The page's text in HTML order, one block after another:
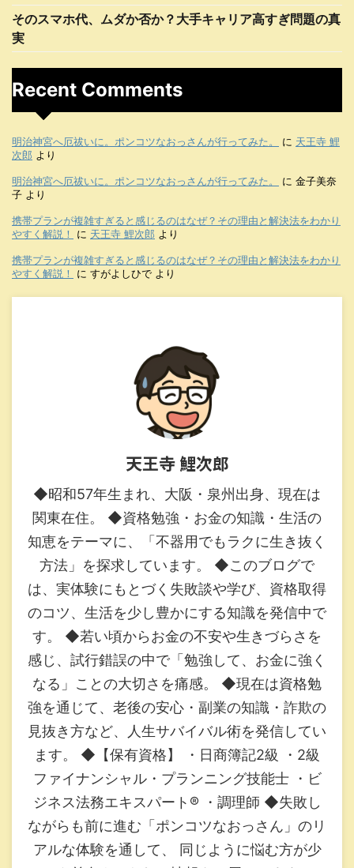
そのスマホ代、ムダか否か？大手キャリア高すぎ問題の真
実
Recent Comments
明治神宮へ厄祓いに。ポンコツなおっさんが行ってみた。 に 天王寺 鯉
次郎 より
明治神宮へ厄祓いに。ポンコツなおっさんが行ってみた。 に 金子美奈
子 より
携帯プランが複雑すぎると感じるのはなぜ？その理由と解決法をわかり
やすく解説！
に 天王寺 鯉次郎 より
携帯プランが複雑すぎると感じるのはなぜ？その理由と解決法をわかり
やすく解説！
に すがよしひで より
天王寺 鯉次郎
◆昭和57年生まれ、大阪・泉州出身、現在は
関東在住。 ◆資格勉強・お金の知識・生活の
知恵をテーマに、「不器用でもラクに生き抜く
方法」を探求しています。 ◆このブログで
は、実体験にもとづく失敗談や学び、資格取得
のコツ、生活を少し豊かにする知識を発信中で
す。 ◆若い頃からお金の不安や生きづらさを
感じ、試行錯誤の中で「勉強して、お金に強く
なる」ことの大切さを痛感。 ◆現在は資格勉
強を通じて、老後の安心・副業の知識・詐欺の
見抜き方など、人生サバイバル術を発信してい
ます。 ◆【保有資格】 ・日商簿記2級 ・2級
ファイナンシャル・プランニング技能士 ・ビ
ジネス法務エキスパート®︎ ・調理師 ◆失敗し
ながらも前に進む「ポンコツなおっさん」のリ
アルな体験を通して、 同じように悩む方が少